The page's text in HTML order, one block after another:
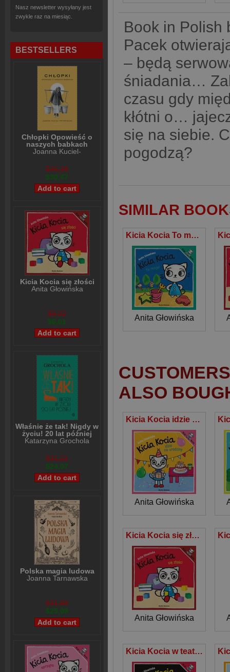
Nasz newsletter wysyłany jest
zwykle raz na miesiąc.
BESTSELLERS
Chłopki Opowieść o
naszych babkach
Joanna Kuciel-
$36,39
$30,47
Kicia Kocia się złości
Anita Głowińska
$8,02
$6,01
Właśnie że tak! Nigdy w
życiu! 20 lat później
Katarzyna Grochola
$31,21
$24,07
Polska magia ludowa
Joanna Tarnawska
$31,89
$25,08
Book in Polish
Pacek
– będą
śniadania…
czasu gdy
kłótni o…
się na siebie.
pogodzą?
SIMILAR
Kicia Kocia To moje!
Anita Głowińska
ALSO
Kicia Kocia idzie na urodziny
Anita Głowińska
Kicia Kocia się złości
Anita Głowińska
Kicia Kocia w teatrze